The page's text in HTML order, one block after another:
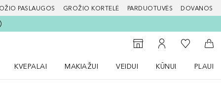
PASLAUGOS GROŽIO KORTELĖ PARDUOTUVĖS DOVANOS
Į parduotuvių paiešką
Į mano paskyrą
Į mano
Į
KVEPALAI
MAKIAŽUI
VEIDUI
KŪNUI